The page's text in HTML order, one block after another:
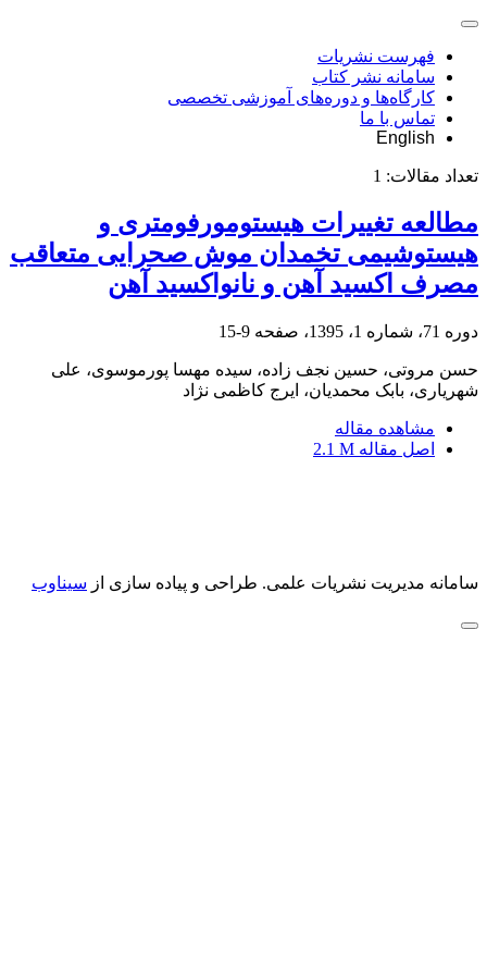
فهرست نشریات
سامانه نشر کتاب
کارگاه‌ها و دوره‌های آموزشی تخصصی
تماس با ما
English
تعداد مقالات: 1
مطالعه تغییرات هیستومورفومتری و
هیستوشیمی تخمدان موش صحرایی متعاقب
مصرف اکسید آهن و نانواکسید آهن
دوره 71، شماره 1، 1395، صفحه 9-15
حسن مروتی، حسین نجف زاده، سیده مهسا پورموسوی، علی
شهریاری، بابک محمدیان، ایرج کاظمی نژاد
مشاهده مقاله
اصل مقاله 2.1 M
سامانه مدیریت نشریات علمی. طراحی و پیاده سازی از سیناوب